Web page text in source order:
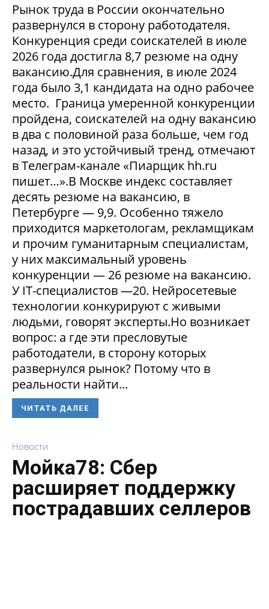
Рынок труда в России окончательно
развернулся в сторону работодателя.
Конкуренция среди соискателей в июле
2026 года достигла 8,7 резюме на одну
вакансию.Для сравнения, в июле 2024
года было 3,1 кандидата на одно рабочее
место. Граница умеренной конкуренции
пройдена, соискателей на одну вакансию
в два с половиной раза больше, чем год
назад, и это устойчивый тренд, отмечают
в Телеграм-канале «Пиарщик hh.ru
пишет…».В Москве индекс составляет
десять резюме на вакансию, в
Петербурге — 9,9. Особенно тяжело
приходится маркетологам, рекламщикам
и прочим гуманитарным специалистам,
у них максимальный уровень
конкуренции — 26 резюме на вакансию.
У IT-специалистов —20. Нейросетевые
технологии конкурируют с живыми
людьми, говорят эксперты.Но возникает
вопрос: а где эти пресловутые
работодатели, в сторону которых
развернулся рынок? Потому что в
реальности найти...
ЧИТАТЬ ДАЛЕЕ
Новости
Мойка78: Сбер
расширяет поддержку
пострадавших селлеров